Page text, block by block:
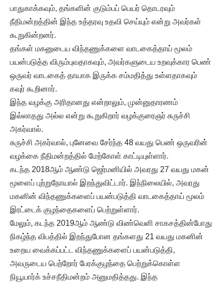
பாதுகாக்கவும், தங்களின் குடும்பப் பெயர் தொடரவும்
நீதிமன்றத்தின் இந்த உத்தரவு உதவி செய்யும் என்று அவர்கள்
கூறுகின்றனர்.
தங்கள் மகனுடைய விந்தணுக்களை வாடகைத்தாய் மூலம்
பயன்படுத்த விரும்புவதாகவும், அவர்களுடைய உறவுக்கார பெண்
ஒருவர் வாடகைத் தாயாக இருக்க சம்மதித்து உள்ளதாகவும்
கவுர் கூறினார்.
இந்த வழக்கு அரிதானது என்றாலும், முன்னுதாரணம்
இல்லாதது அல்ல என்று கூறுகிறார் வழக்குரைஞர் சுருச்சி
அகர்வால்.
சுருச்சி அகர்வால், புனேவை சேர்ந்த 48 வயது பெண் ஒருவரின்
வழக்கை நீதிமன்றத்தில் மேற்கோள் காட்டியுள்ளார்.
கடந்த 2018ஆம் ஆண்டு ஜெர்மனியில் அவரது 27 வயது மகன்
மூளைப் புற்றுநோயால் இறந்துவிட்டார். இந்நிலையில், அவரது
மகனின் விந்தணுக்களைப் பயன்படுத்தி வாடகைத்தாய் மூலம்
இரட்டைக் குழந்தைகளைப் பெற்றுள்ளார்.
மேலும், கடந்த 2019ஆம் ஆண்டு விண்வெளி சாகசத்தின்போது
நிகழ்ந்த விபத்தில் இறந்துபோன தங்களது 21 வயது மகனின்
உறைய வைக்கப்பட்ட விந்தணுக்களைப் பயன்படுத்தி,
அவருடைய பெற்றோர் பேரக்குழந்தை பெற்றுக்கொள்ள
நியூயார்க் உச்சநீதிமன்றம் அனுமதித்தது. இந்த